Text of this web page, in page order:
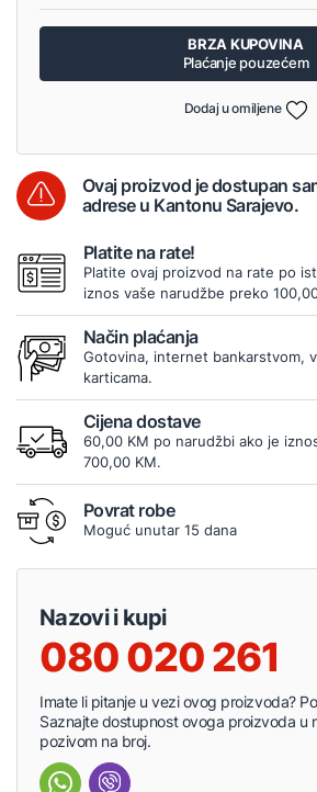
BRZA KUPOVINA
Plaćanje pouzećem
Dodaj u omiljene
Ovaj proizvod je dostupan
adrese u Kantonu Sarajevo.
Platite na rate!
Platite ovaj proizvod na rate po
iznos vaše narudžbe preko
Način plaćanja
Gotovina, internet bankarstvom,
karticama.
Cijena dostave
60,00 KM po narudžbi ako je
700,00 KM.
Povrat robe
Moguć unutar 15 dana
Nazovi i kupi
080 020 261
Imate li pitanje u vezi ovog proizvoda?
Saznajte dostupnost ovoga proizvoda u
pozivom na broj.